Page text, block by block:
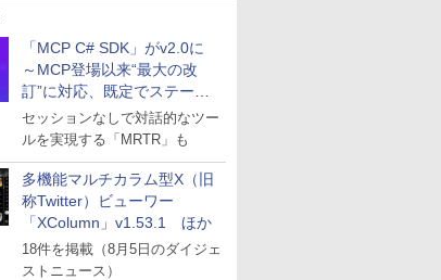
「MCP C# SDK」がv2.0に
～MCP登場以来“最大の改
訂”に対応、既定でステート
レスへ
セッションなしで対話的なツー
ルを実現する「MRTR」も
多機能マルチカラム型X（旧
称Twitter）ビューワー
「XColumn」v1.53.1 ほか
18件を掲載（8月5日のダイジェ
ストニュース）